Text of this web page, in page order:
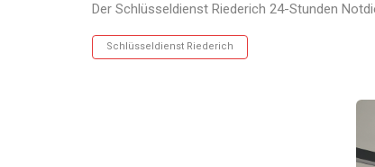
Der Schlüsseldienst Riederich 24-Stunden
Schlüsseldienst Riederich